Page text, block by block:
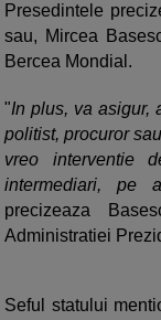
Presedintele
sau, Mircea
Bercea Mondial.
"In plus, va asigur,
politist, procuror
vreo interventie
intermediari, pe
precizeaza
Administratiei
Seful statului